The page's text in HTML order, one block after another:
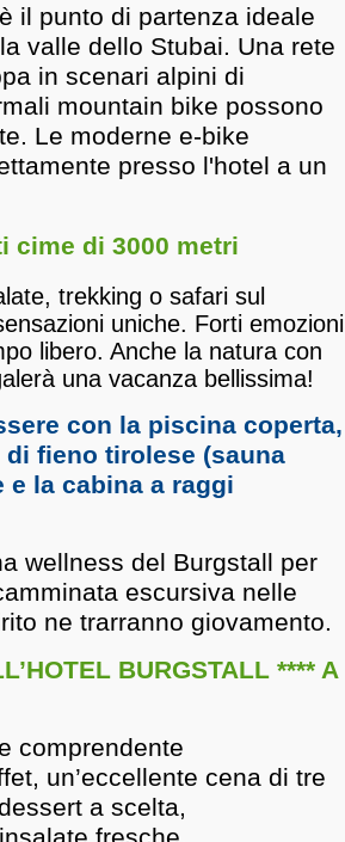
il punto di partenza ideale
valle dello Stubai. Una rete
in scenari alpini di
mountain bike possono
Le moderne e-bike
presso l'hotel a un
cime di 3000 metri
trekking o safari sul
uniche. Forti emozioni
libero. Anche la natura con
una vacanza bellissima!
con la piscina coperta,
fieno tirolese (sauna
la cabina a raggi
wellness del Burgstall per
escursiva nelle
ne trarranno giovamento.
BURGSTALL **** A
comprendente
un’eccellente cena di tre
a scelta,